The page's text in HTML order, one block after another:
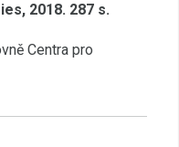
2018. 287 s.
Centra pro